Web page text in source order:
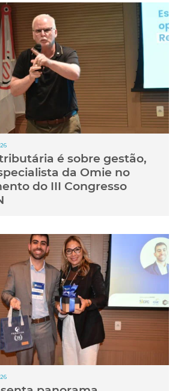
é sobre gestão,
da Omie no
do III Congresso